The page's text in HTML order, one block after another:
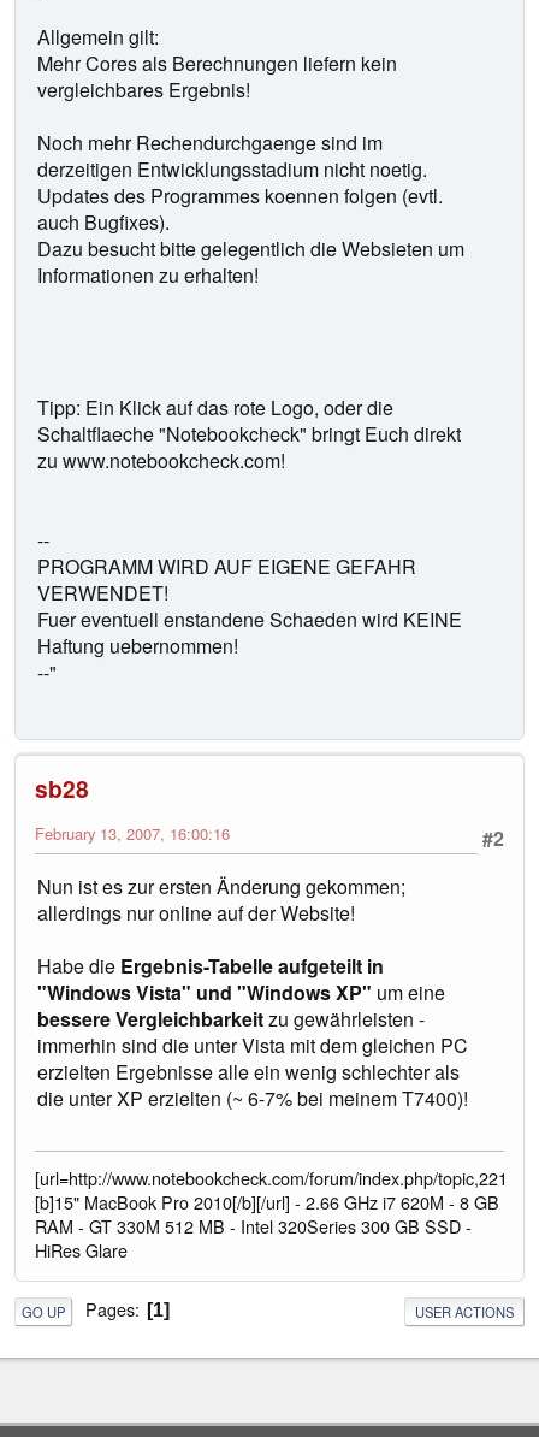
Allgemein gilt:
Mehr Cores als Berechnungen liefern kein
vergleichbares Ergebnis!
Noch mehr Rechendurchgaenge sind im
derzeitigen Entwicklungsstadium nicht noetig.
Updates des Programmes koennen folgen (evtl.
auch Bugfixes).
Dazu besucht bitte gelegentlich die Websieten um
Informationen zu erhalten!
Tipp: Ein Klick auf das rote Logo, oder die
Schaltflaeche "Notebookcheck" bringt Euch direkt
zu www.notebookcheck.com!
--
PROGRAMM WIRD AUF EIGENE GEFAHR
VERWENDET!
Fuer eventuell enstandene Schaeden wird KEINE
Haftung uebernommen!
--"
sb28
#2
February 13, 2007, 16:00:16
Nun ist es zur ersten Änderung gekommen;
allerdings nur online auf der Website!
Habe die Ergebnis-Tabelle aufgeteilt in
"Windows Vista" und "Windows XP" um eine
bessere Vergleichbarkeitzu gewährleisten -
immerhin sind die unter Vista mit dem gleichen PC
erzielten Ergebnisse alle ein wenig schlechter als
die unter XP erzielten (~ 6-7% bei meinem T7400)!
[url=http://www.notebookcheck.com/forum/index.php/
[b]15" MacBook Pro 2010[/b][/url] - 2.66 GHz i7 620M - 8 GB
RAM - GT 330M 512 MB - Intel 320Series 300 GB SSD -
HiRes Glare
GO UP Pages 1 USER ACTIONS